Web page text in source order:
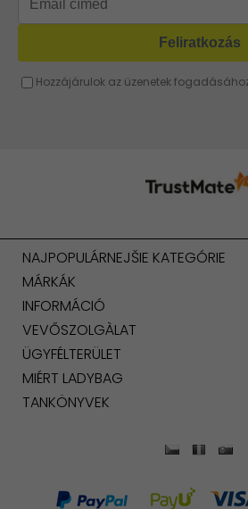
NAJPOPULÁRNEJŠIE KATEGÓRIE
MÁRKÁK
INFORMÁCIÓ
VEVŐSZOLGÀLAT
ÜGYFÉLTERÜLET
MIÉRT LADYBAG
TANKÖNYVEK